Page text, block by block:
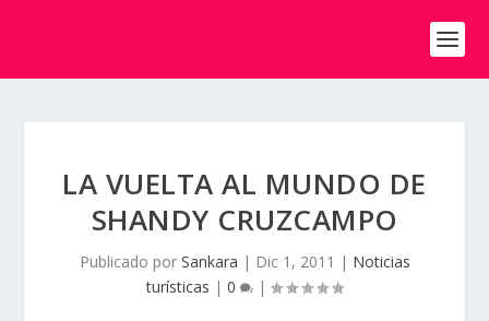
LA VUELTA AL MUNDO DE
SHANDY CRUZCAMPO
Publicado por Sankara | Dic 1, 2011 | Noticias
turísticas | 0 |